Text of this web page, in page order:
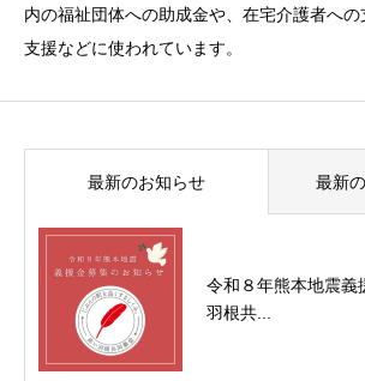
内の福祉団体への助成金や、在宅介護者へ
支援などに使われています。
最新のお知らせ 最新
令和８年熊本地震
羽根共...